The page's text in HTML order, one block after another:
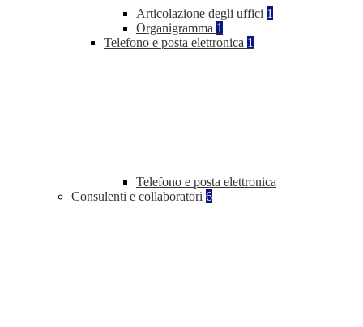
Articolazione degli uffici 1
Organigramma 1
Telefono e posta elettronica 1
Telefono e posta elettronica
Consulenti e collaboratori 6